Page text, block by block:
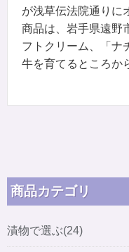
が浅草伝法院通りに
商品は、岩手県遠野
フトクリーム、「ナ
牛を育てるところか
商品カテゴリ
漬物で選ぶ(24)